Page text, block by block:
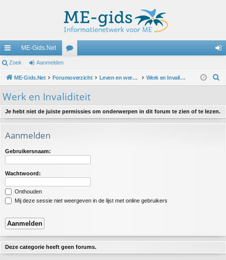
ne
lle
lin
ks
ME-Gids.Net
u
m
m
n
Zoek Aanmelden
ME-Gids.Net Forumoverzicht Leven en werken met ME Werk en Invaliditeit
Werk en Invaliditeit
Je hebt niet de juiste permissies om onderwerpen in dit forum te zien of te lezen.
Aanmelden
Gebruikersnaam:
Wachtwoord:
Onthouden
Mij deze sessie niet weergeven in de lijst met online gebruikers
Deze categorie heeft geen forums.